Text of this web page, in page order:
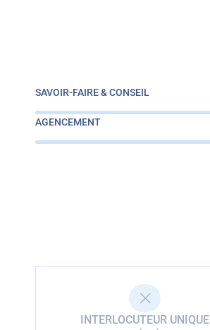
SAVOIR-FAIRE & CONSEIL
AGENCEMENT
INTERLOCUTEUR UNIQUE